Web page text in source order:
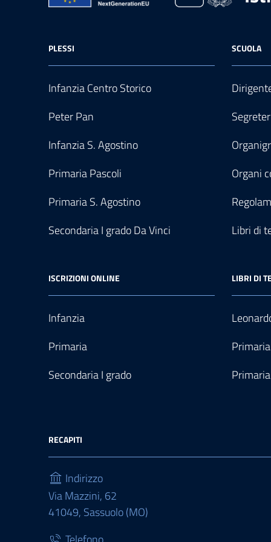
PLESSI
Infanzia Centro Storico
Peter Pan
Infanzia S. Agostino
Primaria Pascoli
Primaria S. Agostino
Secondaria I grado Da Vinci
SCUOLA
Organi
Libri di
ISCRIZIONI ONLINE
Infanzia
Primaria
Secondaria I grado
LIBRI DI
RECAPITI
Indirizzo
Via Mazzini, 62
41049, Sassuolo (MO)